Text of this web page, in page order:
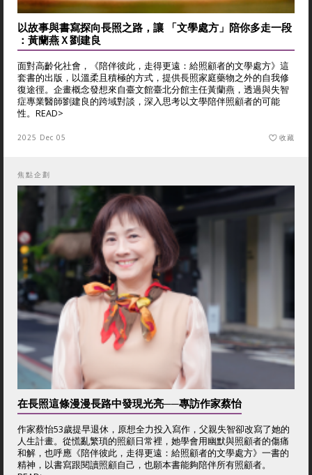
以故事與書寫探向長照之路，讓 「文學處方」陪你多走一段
：黃蘭燕Ｘ劉建良
面對高齡化社會，《陪伴彼此，走得更遠：給照顧者的文學處方》這
套書的出版，以溫柔且積極的方式，提供長照家庭藥物之外的自我修
復途徑。企畫概念發想來自臺文館臺北分館主任黃蘭燕，透過與失智
症專業醫師劉建良的跨域對談，深入思考以文學陪伴照顧者的可能
性。 READ>
2025 Dec 05 收藏
焦點企劃
在長照這條漫漫長路中發現光亮──專訪作家蔡怡
作家蔡怡53歲提早退休，原想全力投入寫作，父親失智卻改寫了她的
人生計畫。從慌亂繁瑣的照顧日常裡，她學會用幽默與照顧者的傷痛
和解，也呼應《陪伴彼此，走得更遠：給照顧者的文學處方》一書的
精神，以書寫跟閱讀照顧自己，也願本書能夠陪伴所有照顧者。